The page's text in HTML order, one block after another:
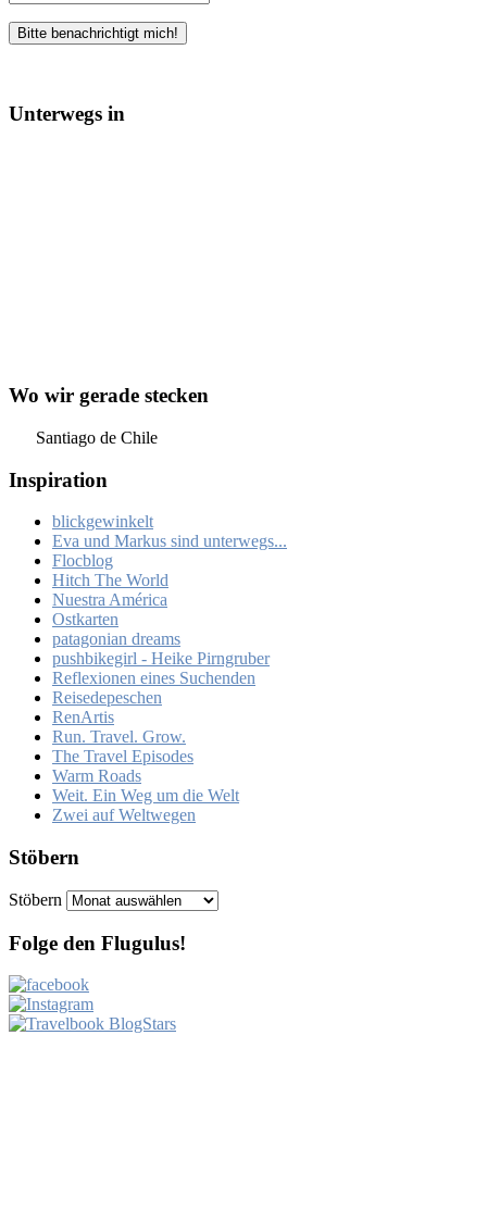
Mail-
Adresse
Unterwegs in
Wo wir gerade stecken
Santiago de Chile
Inspiration
blickgewinkelt
Eva und Markus sind unterwegs...
Flocblog
Hitch The World
Nuestra América
Ostkarten
patagonian dreams
pushbikegirl - Heike Pirngruber
Reflexionen eines Suchenden
Reisedepeschen
RenArtis
Run. Travel. Grow.
The Travel Episodes
Warm Roads
Weit. Ein Weg um die Welt
Zwei auf Weltwegen
Stöbern
Stöbern
Folge den Flugulus!